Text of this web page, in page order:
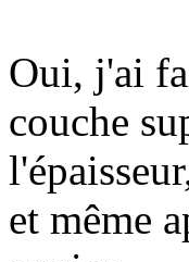
Oui, j'ai
couche
et même